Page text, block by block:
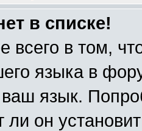
в списке!
всего в том,
языка в
язык.
он